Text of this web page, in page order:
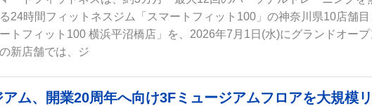
24時間フィットネスジム「スマートフィット100」の神奈川県10店舗目
トフィット100 横浜平沼橋店」を、2026年7月1日(水)にグランドオープ
新店舗では、ジ
ム、開業20周年へ向け3Fミュージアムフロアを大規模リ